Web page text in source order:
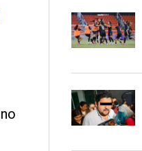
Opens in
Opens in